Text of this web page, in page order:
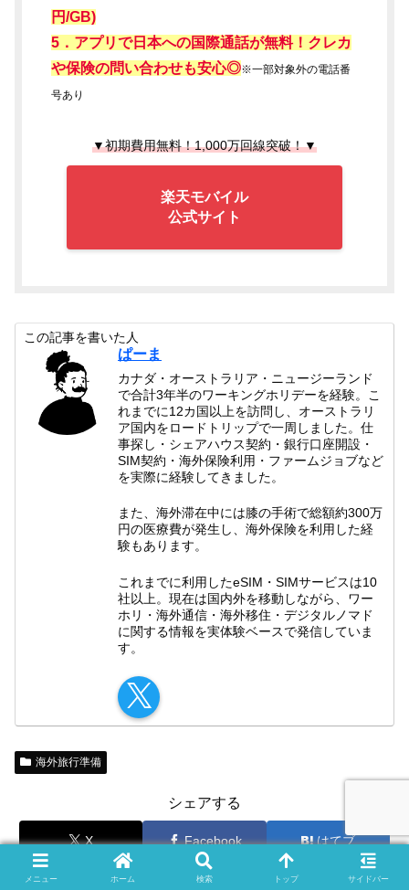
円/GB)
5．アプリで日本への国際通話が無料！クレカ
や保険の問い合わせも安心◎※一部対象外の電話番
号あり
▼初期費用無料！1,000万回線突破！▼
楽天モバイル
公式サイト
この記事を書いた人
ぱーま
カナダ・オーストラリア・ニュージーランド
で合計3年半のワーキングホリデーを経験。こ
れまでに12カ国以上を訪問し、オーストラリ
ア国内をロードトリップで一周しました。仕
事探し・シェアハウス契約・銀行口座開設・
SIM契約・海外保険利用・ファームジョブなど
を実際に経験してきました。
また、海外滞在中には膝の手術で総額約300万
円の医療費が発生し、海外保険を利用した経
験もあります。
これまでに利用したeSIM・SIMサービスは10
社以上。現在は国内外を移動しながら、ワー
ホリ・海外通信・海外移住・デジタルノマド
に関する情報を実体験ベースで発信していま
す。
海外旅行準備
シェアする
X Facebook はてブ
LINE コピー
メニュー ホーム 検索 トップ サイドバー